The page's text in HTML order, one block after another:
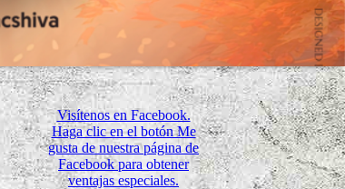
Visítenos en Facebook.
Haga clic en el botón Me
gusta de nuestra página de
Facebook para obtener
ventajas especiales.